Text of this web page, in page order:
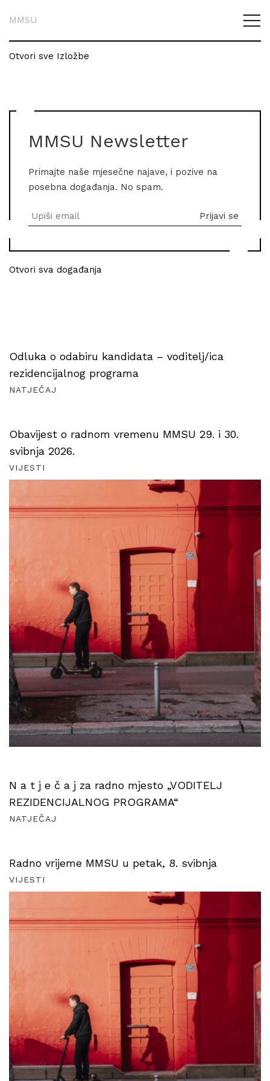
MMSU
Otvori sve Izložbe
MMSU Newsletter
Primajte naše mjesečne najave, i pozive na
posebna događanja. No spam.
Otvori sva događanja
Odluka o odabiru kandidata – voditelj/ica
rezidencijalnog programa
NATJEČAJ
Obavijest o radnom vremenu MMSU 29. i 30.
svibnja 2026.
VIJESTI
N a t j e č a j za radno mjesto „VODITELJ
REZIDENCIJALNOG PROGRAMA“
NATJEČAJ
Radno vrijeme MMSU u petak, 8. svibnja
VIJESTI